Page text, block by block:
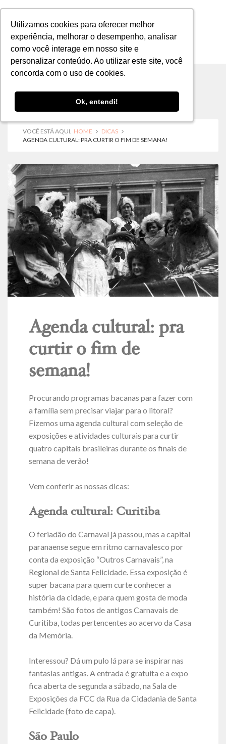
Utilizamos cookies para oferecer melhor
experiência, melhorar o desempenho, analisar
como você interage em nosso site e
personalizar conteúdo. Ao utilizar este site, você
concorda com o uso de cookies.
Ok, entendi!
Utilizamos cookies para oferecer melhor
experiência, melhorar o desempenho, analisar
como você interage em nosso site e
personalizar conteúdo. Ao utilizar este site, você
concorda com o uso de cookies.
Ok, entendi!
MENU
VOCÊ ESTÁ AQUI. HOME
DICAS
AGENDA CULTURAL: PRA CURTIR O FIM DE SEMANA!
Agenda cultural: pra
curtir o fim de
semana!
Procurando programas bacanas para fazer com
a família sem precisar viajar para o litoral?
Fizemos uma agenda cultural com seleção de
exposições e atividades culturais para curtir
quatro capitais brasileiras durante os finais de
semana de verão!
Vem conferir as nossas dicas:
Agenda cultural: Curitiba
O feriadão do Carnaval já passou, mas a capital
paranaense segue em ritmo carnavalesco por
conta da exposição “Outros Carnavais”, na
Regional de Santa Felicidade. Essa exposição é
super bacana para quem curte conhecer a
história da cidade, e para quem gosta de moda
também! São fotos de antigos Carnavais de
Curitiba, todas pertencentes ao acervo da Casa
da Memória.
Interessou? Dá um pulo lá para se inspirar nas
fantasias antigas. A entrada é gratuita e a expo
fica aberta de segunda a sábado, na Sala de
Exposições da FCC da Rua da Cidadania de Santa
Felicidade (foto de capa).
São Paulo